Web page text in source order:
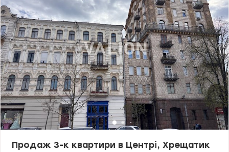
Продаж 3-к квартири в Центрі, Хрещатик